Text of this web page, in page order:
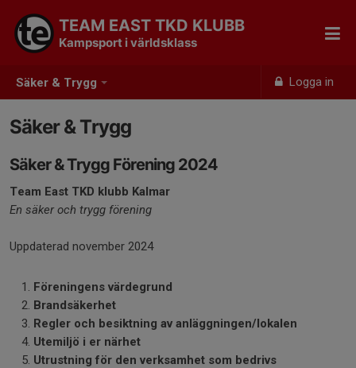
Säker & Trygg Logga in
TEAM EAST TKD KLUBB
Kampsport i världsklass
Säker & Trygg
Säker & Trygg Förening 2024
Team East TKD klubb Kalmar
En säker och trygg förening
Uppdaterad november 2024
Föreningens värdegrund
Brandsäkerhet
Regler och besiktning av anläggningen/lokalen
Utemiljö i er närhet
Utrustning för den verksamhet som bedrivs